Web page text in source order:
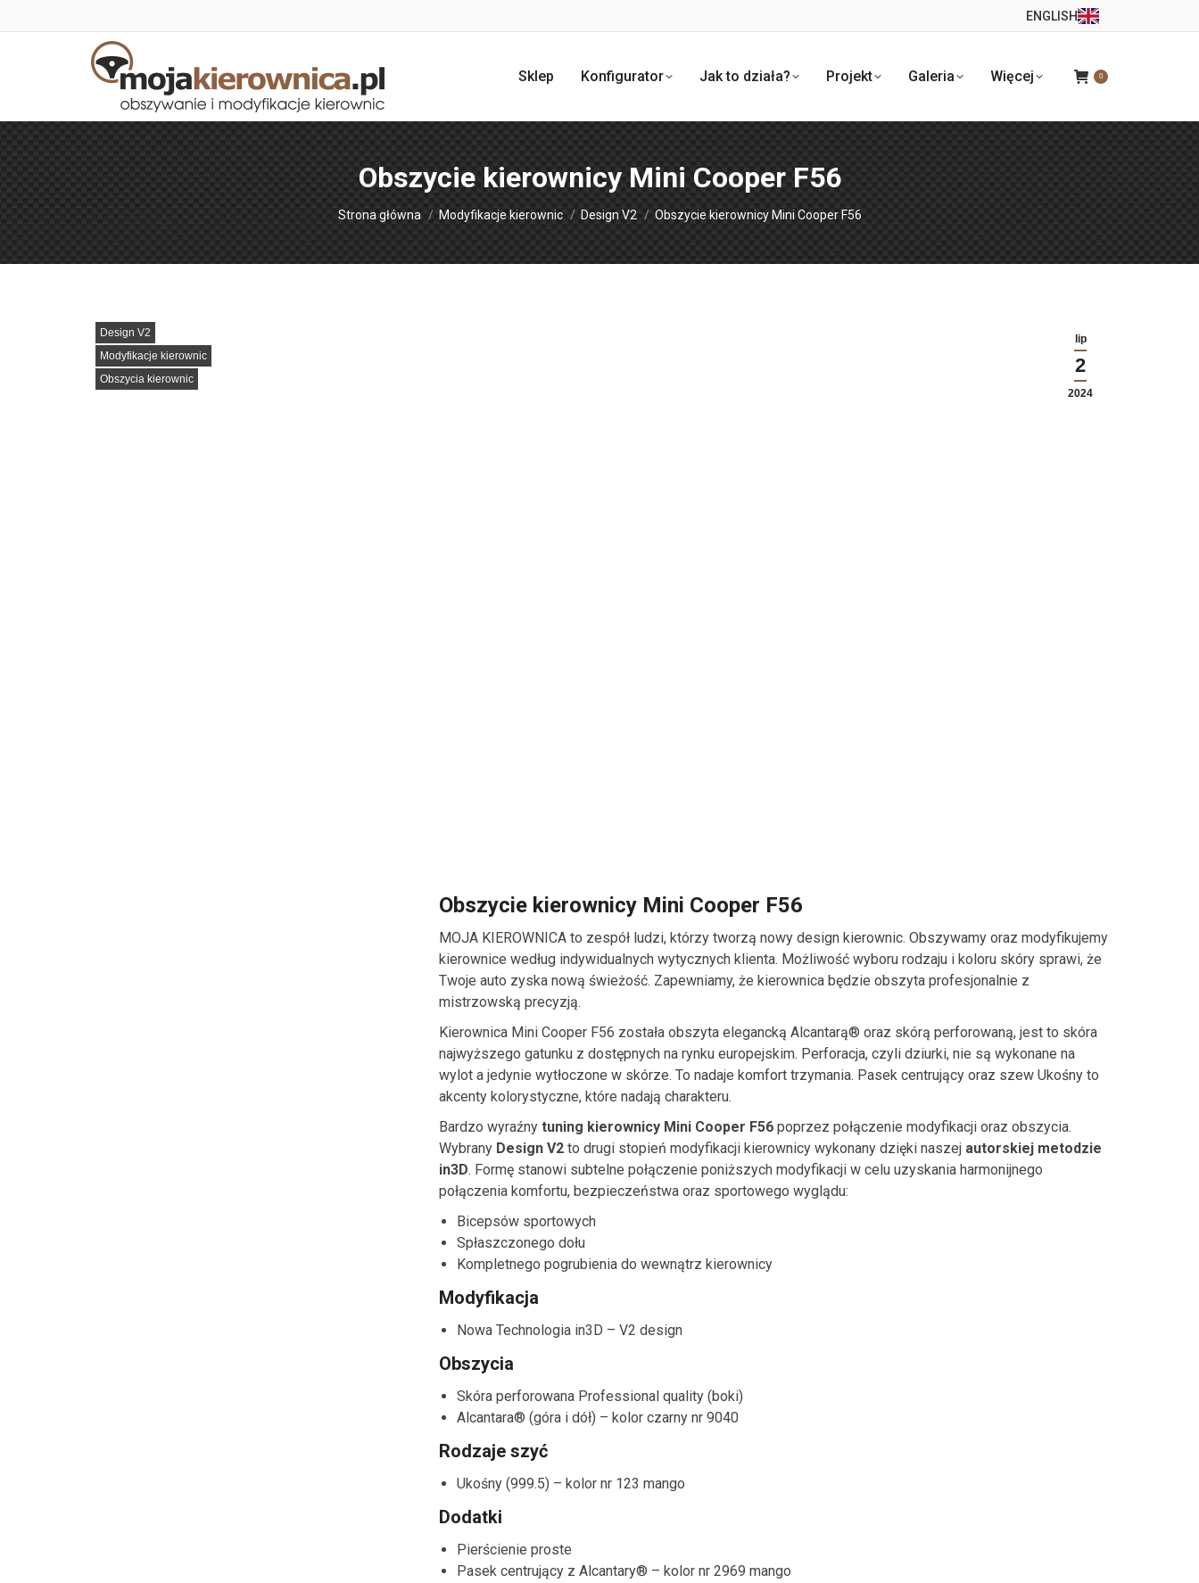
ENGLISH
Sklep Konfigurator Jak to działa? Projekt Galeria Więcej 0
Obszycie kierownicy Mini Cooper F56
Jesteś tutaj:
Strona główna Modyfikacje kierownic Design V2 Obszycie kierownicy Mini Cooper F56
lip
2
2024
Design V2
Modyfikacje kierownic
Obszycia kierownic
Obszycie kierownicy Mini Cooper F56
MOJA KIEROWNICA to zespół ludzi, którzy tworzą nowy design kierownic. Obszywamy oraz modyfikujemy
kierownice według indywidualnych wytycznych klienta. Możliwość wyboru rodzaju i koloru skóry sprawi, że
Twoje auto zyska nową świeżość. Zapewniamy, że kierownica będzie obszyta profesjonalnie z
mistrzowską precyzją.
Kierownica Mini Cooper F56 została obszyta elegancką Alcantarą® oraz skórą perforowaną, jest to skóra
najwyższego gatunku z dostępnych na rynku europejskim. Perforacja, czyli dziurki, nie są wykonane na
wylot a jedynie wytłoczone w skórze. To nadaje komfort trzymania. Pasek centrujący oraz szew Ukośny to
akcenty kolorystyczne, które nadają charakteru.
Bardzo wyraźny tuning kierownicy Mini Cooper F56 poprzez połączenie modyfikacji oraz obszycia.
Wybrany Design V2 to drugi stopień modyfikacji kierownicy wykonany dzięki naszej autorskiej metodzie
in3D. Formę stanowi subtelne połączenie poniższych modyfikacji w celu uzyskania harmonijnego
połączenia komfortu, bezpieczeństwa oraz sportowego wyglądu:
Bicepsów sportowych
Spłaszczonego dołu
Kompletnego pogrubienia do wewnątrz kierownicy
Modyfikacja
Nowa Technologia in3D – V2 design
Obszycia
Skóra perforowana Professional quality (boki)
Alcantara® (góra i dół) – kolor czarny nr 9040
Rodzaje szyć
Ukośny (999.5) – kolor nr 123 mango
Dodatki
Pierścienie proste
Pasek centrujący z Alcantary® – kolor nr 2969 mango